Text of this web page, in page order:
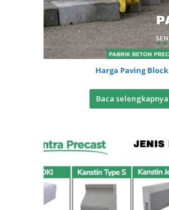
Harga Paving Block
Baca selengkapnya